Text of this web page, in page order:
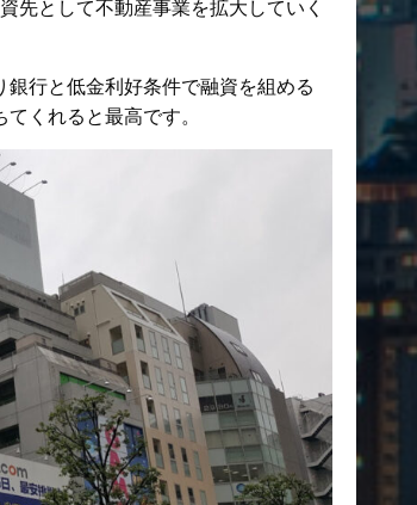
先として不動産事業を拡大していく
行と低金利好条件で融資を組める
くれると最高です。